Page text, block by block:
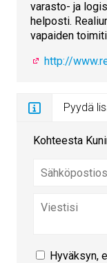
varasto- ja
helposti.
vapaiden
http://
Pyydä
Kohteesta
Hyväksyn,